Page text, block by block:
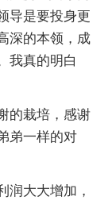
导是要投身更
深的本领，成
我真的明白
的栽培，感谢
弟一样的对
润大大增加，